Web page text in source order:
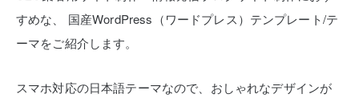
すめな、
国産WordPress（ワードプレス）テンプレート/テ
ーマをご紹介します。
スマホ対応の日本語テーマなので、おしゃれなデザインが